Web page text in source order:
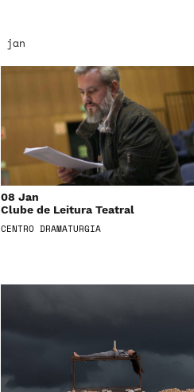
jan
08 Jan
Clube de Leitura Teatral
CENTRO DRAMATURGIA